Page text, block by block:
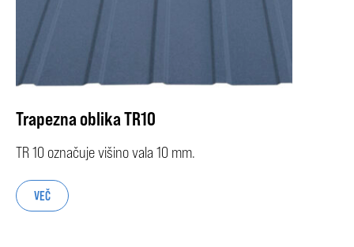
Trapezna oblika TR10
TR 10 označuje višino vala 10 mm.
VEČ